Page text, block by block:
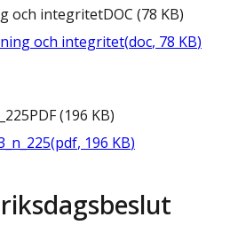
och integritetDOC (78 KB)
och integritet(doc, 78 KB)
PDF(196 KB)
(pdf, 196 KB)